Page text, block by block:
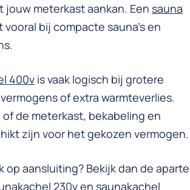
jouw meterkast aankan. Een sauna
vooral bij compacte sauna’s en
400v is vaak logisch bij grotere
of extra warmteverlies.
de meterkast, bekabeling en
zijn voor het gekozen vermogen.
op aansluiting? Bekijk dan de aparte
230ven saunakachel